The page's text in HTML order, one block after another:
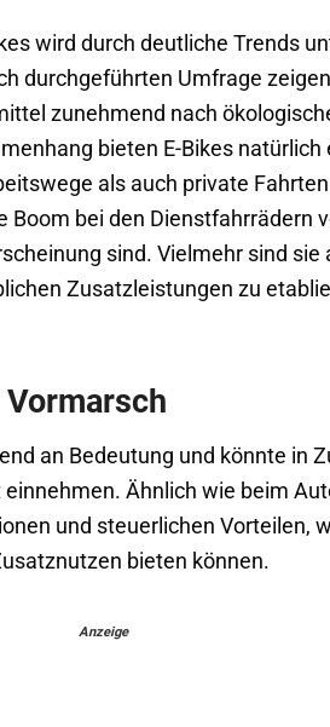
wird durch deutliche Trends
durchgeführten Umfrage
zunehmend nach
bieten E-Bikes
als auch private
bei den Dienstfahrrädern
sind. Vielmehr sind sie
Zusatzleistungen zu
an Bedeutung und könnte in
Ähnlich wie beim
und steuerlichen Vorteilen,
bieten können.
Anzeige